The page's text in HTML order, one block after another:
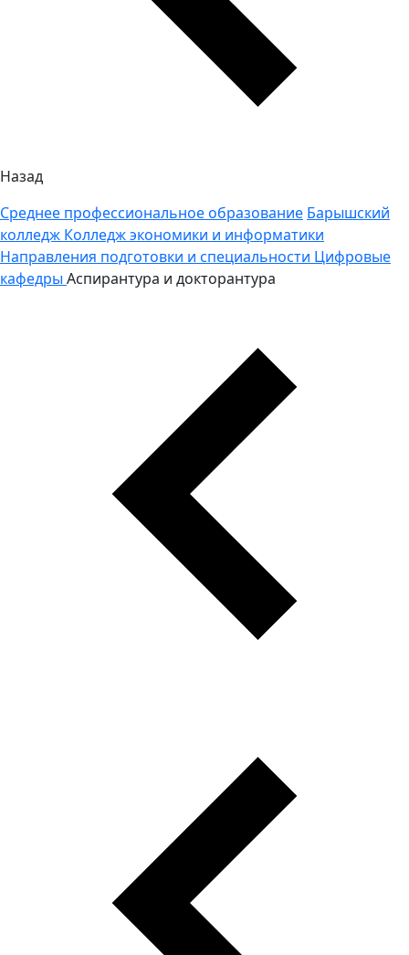
Назад
Среднее профессиональное образование Барышский
колледж Колледж экономики и информатики
Направления подготовки и специальности Цифровые
кафедры Аспирантура и докторантура